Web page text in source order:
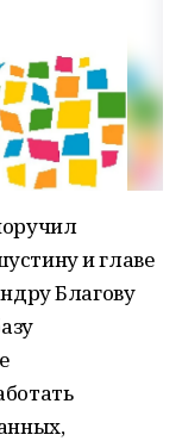
и главе
Благову